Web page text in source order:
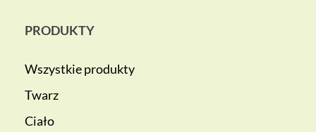
PRODUKTY
Wszystkie produkty
Twarz
Ciało